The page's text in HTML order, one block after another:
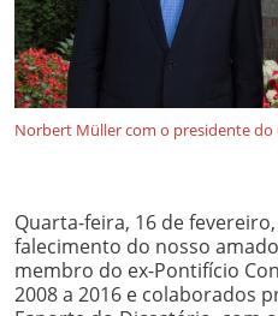
Norbert Müller com o presidente do
Quarta-feira, 16 de
falecimento do nosso
membro do ex-Pontifício
2008 a 2016 e colaborados